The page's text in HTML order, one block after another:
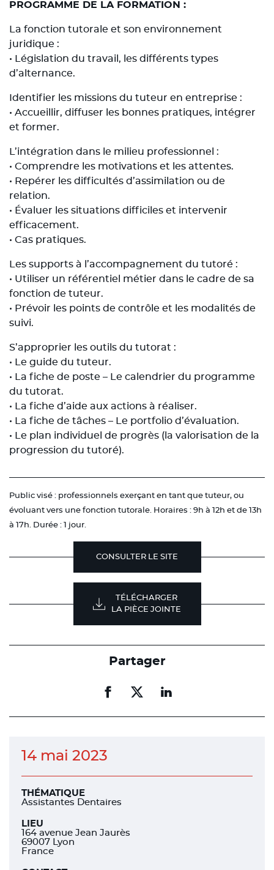
PROGRAMME DE LA FORMATION :
La fonction tutorale et son environnement
juridique :
• Législation du travail, les différents types
d’alternance.
Identifier les missions du tuteur en entreprise :
• Accueillir, diffuser les bonnes pratiques, intégrer
et former.
L’intégration dans le milieu professionnel :
• Comprendre les motivations et les attentes.
• Repérer les difficultés d’assimilation ou de
relation.
• Évaluer les situations difficiles et intervenir
efficacement.
• Cas pratiques.
Les supports à l’accompagnement du tutoré :
• Utiliser un référentiel métier dans le cadre de sa
fonction de tuteur.
• Prévoir les points de contrôle et les modalités de
suivi.
S’approprier les outils du tutorat :
• Le guide du tuteur.
• La fiche de poste – Le calendrier du programme
du tutorat.
• La fiche d’aide aux actions à réaliser.
• La fiche de tâches – Le portfolio d’évaluation.
• Le plan individuel de progrès (la valorisation de la
progression du tutoré).
Public visé : professionnels exerçant en tant que tuteur, ou
évoluant vers une fonction tutorale. Horaires : 9h à 12h et de 13h
à 17h. Durée : 1 jour.
CONSULTER LE SITE
TÉLÉCHARGER
LA PIÈCE JOINTE
Partager
Partager
facebook
Partager
facebook
Partager
linkedin
14 mai 2023
THÉMATIQUE
Assistantes Dentaires
LIEU
164 avenue Jean Jaurès
69007 Lyon
France